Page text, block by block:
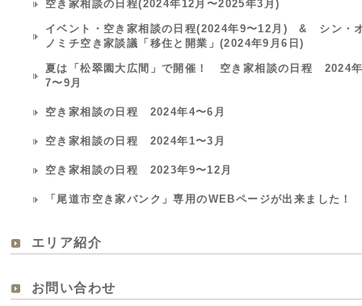
空き家相談の日程(2024年12月〜2025年3月)
イベント・空き家相談の日程(2024年9〜12月) & シン・
ノミチ空き家談議「移住と開業」(2024年9月6日)
夏は「松翠園大広間」で開催！ 空き家相談の日程 2024
7〜9月
空き家相談の日程 2024年4〜6月
空き家相談の日程 2024年1〜3月
空き家相談の日程 2023年9〜12月
「尾道市空き家バンク」専用のWEBページが出来ました！
エリア紹介
お問い合わせ